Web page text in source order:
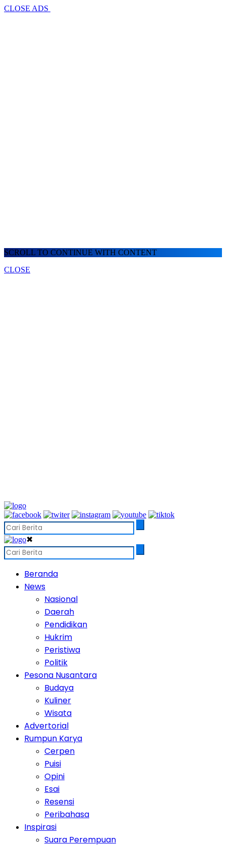
CLOSE ADS
SCROLL TO CONTINUE WITH CONTENT
CLOSE
✖
Beranda
News
Nasional
Daerah
Pendidikan
Hukrim
Peristiwa
Politik
Pesona Nusantara
Budaya
Kuliner
Wisata
Advertorial
Rumpun Karya
Cerpen
Puisi
Opini
Esai
Resensi
Peribahasa
Inspirasi
Suara Perempuan